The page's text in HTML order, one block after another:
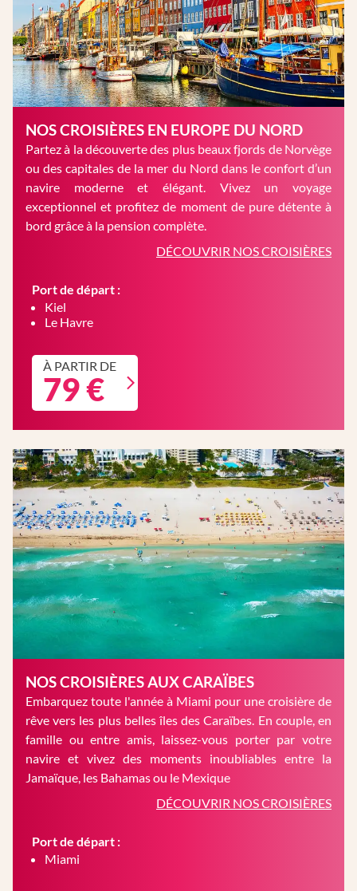
NOS CROISIÈRES EN EUROPE DU NORD
Partez à la découverte des plus beaux fjords de Norvège
ou des capitales de la mer du Nord dans le confort d’un
navire moderne et élégant. Vivez un voyage
exceptionnel et profitez de moment de pure détente à
bord grâce à la pension complète.
DÉCOUVRIR NOS CROISIÈRES
Port de départ :
Kiel
Le Havre
À PARTIR DE
79 €
NOS CROISIÈRES AUX CARAÏBES
Embarquez toute l'année à Miami pour une croisière de
rêve vers les plus belles îles des Caraïbes. En couple, en
famille ou entre amis, laissez-vous porter par votre
navire et vivez des moments inoubliables entre la
Jamaïque, les Bahamas ou le Mexique
DÉCOUVRIR NOS CROISIÈRES
Port de départ :
Miami